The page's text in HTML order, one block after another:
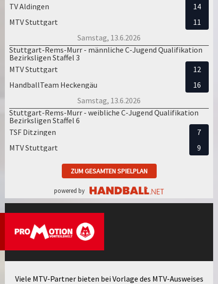
TV Aldingen
MTV Stuttgart
14
11
Samstag, 13.6.2026
Stuttgart-Rems-Murr - männliche C-Jugend Qualifikation
Bezirksligen Staffel 3
MTV Stuttgart
HandballTeam Heckengäu
12
16
Samstag, 13.6.2026
Stuttgart-Rems-Murr - weibliche C-Jugend Qualifikation
Bezirksligen Staffel 6
TSF Ditzingen
MTV Stuttgart
7
9
ZUM GESAMTEN SPIELPLAN
powered by
Viele MTV-Partner bieten bei Vorlage des MTV-Ausweises